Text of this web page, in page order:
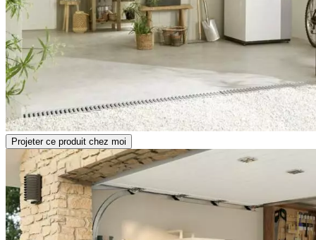
Projeter ce produit chez moi